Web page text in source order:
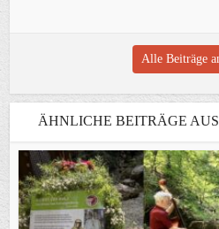
Alle Beiträge
ÄHNLICHE BEITRÄGE